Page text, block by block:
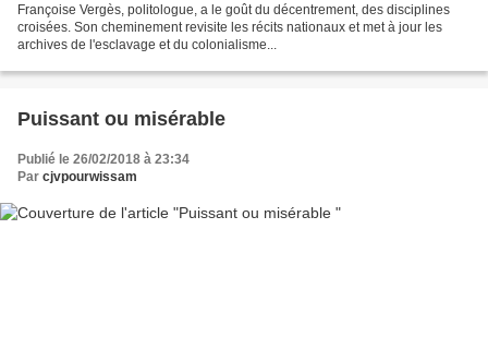
Françoise Vergès, politologue, a le goût du décentrement, des disciplines
croisées. Son cheminement revisite les récits nationaux et met à jour les
archives de l'esclavage et du colonialisme...
Puissant ou misérable
Publié le 26/02/2018 à 23:34
Par cjvpourwissam